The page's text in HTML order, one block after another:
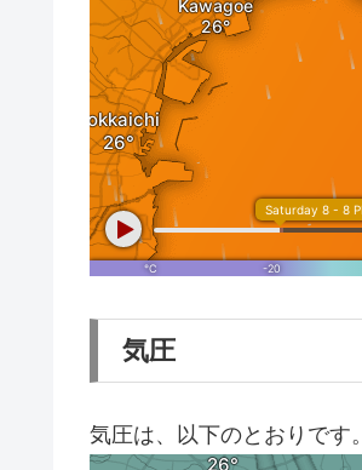
気圧
気圧は、以下のとおりです。